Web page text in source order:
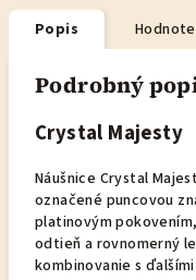
Popis
Podrobný
Crystal Majesty
Náušnice Crystal
označené puncovou
platinovým
odtieň a rovnomerný
kombinovanie s